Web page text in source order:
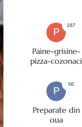
P
Paine-grisine-
pizza-cozonaci
187
P
Preparate din
oua
56